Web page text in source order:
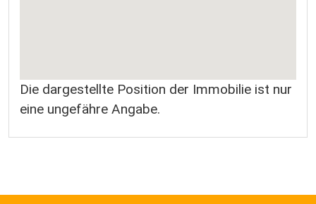
Die dargestellte Position der Immobilie ist nur
eine ungefähre Angabe.